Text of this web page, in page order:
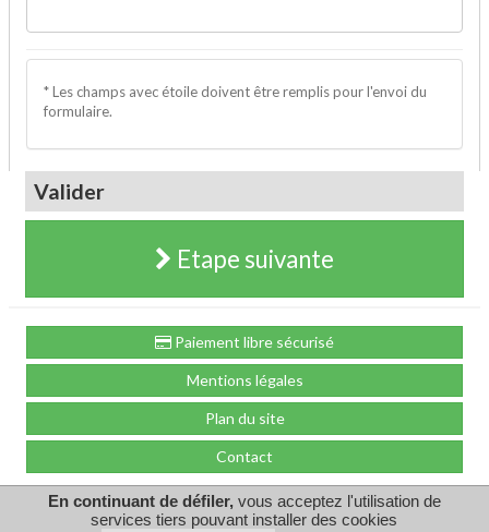
* Les champs avec étoile doivent être remplis pour l'envoi du
formulaire.
Valider
Etape suivante
Paiement libre sécurisé
Mentions légales
Plan du site
Contact
En continuant de défiler,vous acceptez l'utilisation de
services tiers pouvant installer des cookies